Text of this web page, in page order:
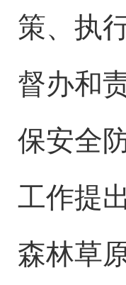
策、执
督办和
保安全
工作提
森林草